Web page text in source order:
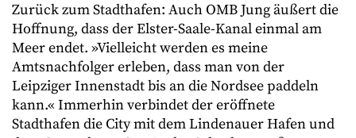
Zurück zum Stadthafen: Auch OMB Jung äußert die
Hoffnung, dass der Elster-Saale-Kanal einmal am
Meer endet. »Vielleicht werden es meine
Amtsnachfolger erleben, dass man von der
Leipziger Innenstadt bis an die Nordsee paddeln
kann.« Immerhin verbindet der eröffnete
Stadthafen die City mit dem Lindenauer Hafen und